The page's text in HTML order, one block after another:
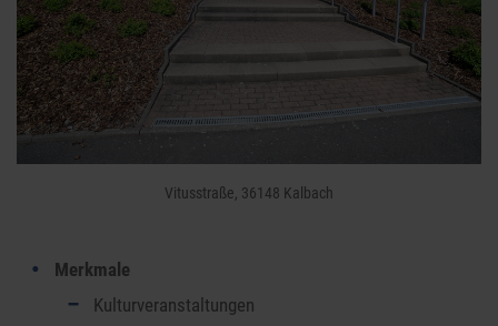
Vitusstraße, 36148 Kalbach
Merkmale
Kulturveranstaltungen